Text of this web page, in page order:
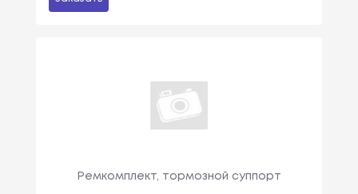
Ремкомплект, тормозной суппорт